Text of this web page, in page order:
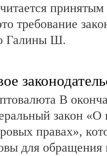
требование
Галины Ш.
В
закон «О
правах»,
для обращения